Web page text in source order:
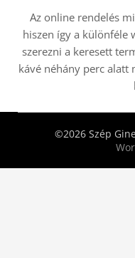
Az online rendelés
hiszen így a különféle
szerezni a keresett
kávé néhány perc alatt
©2026 Szép